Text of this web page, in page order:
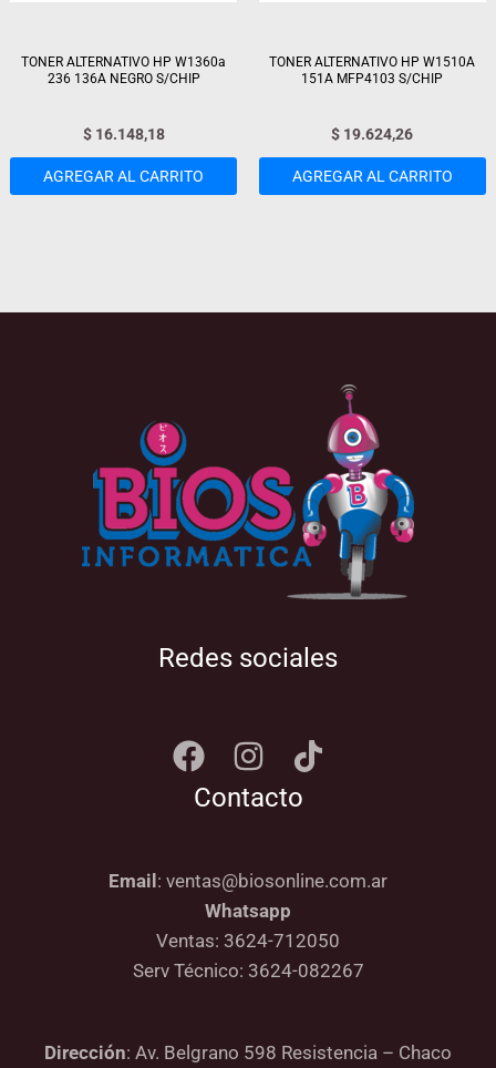
TONER ALTERNATIVO HP W1360a
236 136A NEGRO S/CHIP
$16.148,18
AGREGAR AL CARRITO
TONER ALTERNATIVO HP W1510A
151A MFP4103 S/CHIP
$ 19.624,26
AGREGAR AL CARRITO
Redes sociales
Contacto
Email: ventas@biosonline.com.ar
Whatsapp
Ventas: 3624-712050
Serv Técnico: 3624-082267
Dirección: Av. Belgrano 598 Resistencia – Chaco